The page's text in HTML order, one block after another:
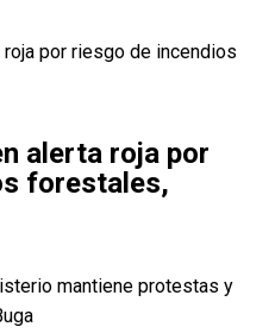
alerta roja por
forestales,